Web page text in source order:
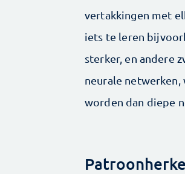
vertakkingen met
iets te leren
sterker, en andere
neurale netwerken,
worden dan diepe